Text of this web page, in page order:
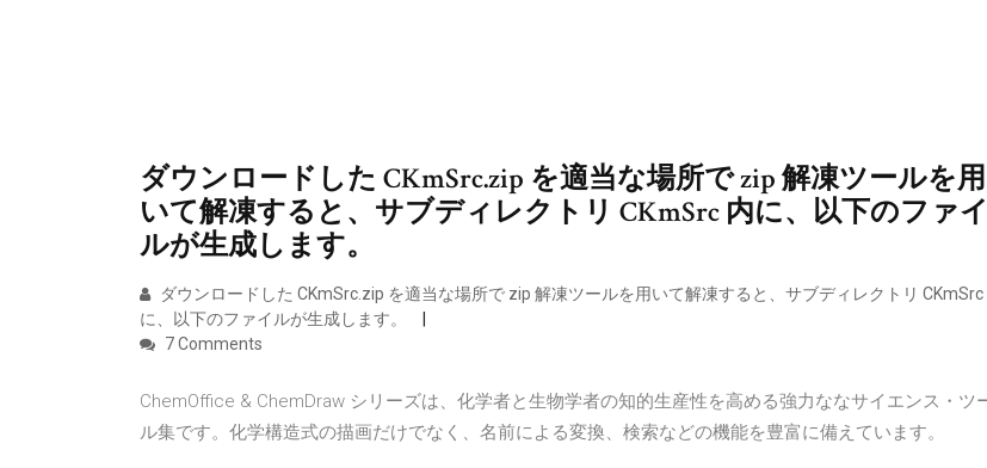
ダウンロードした CKmSrc.zip を適当な場所で zip 解凍ツールを用
いて解凍すると、サブディレクトリ CKmSrc 内に、以下のファイ
ルが生成します。
ダウンロードした CKmSrc.zip を適当な場所で zip 解凍ツールを用いて解凍すると、サブディレクトリ CKmSrc
に、以下のファイルが生成します。
7 Comments
ChemOffice & ChemDraw シリーズは、化学者と生物学者の知的生産性を高める強力ななサイエンス・ツ
ル集です。化学構造式の描画だけでなく、名前による変換、検索などの機能を豊富に備えています。